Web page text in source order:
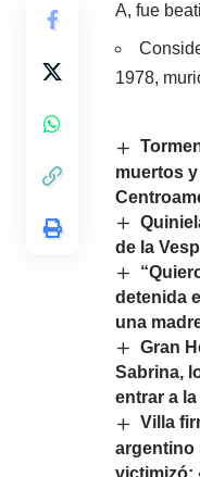
A, fue
1978,
muertos
de la
detenida
una
Gran
Sabrina,
entrar a
Villa
argentino
victimizó: